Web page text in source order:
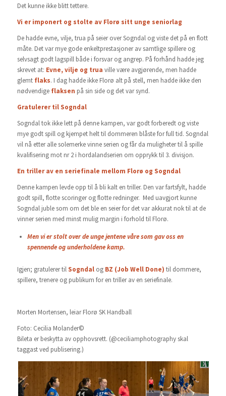
Det kunne ikke blitt tettere.
Vi er imponert og stolte av Florø sitt unge seniorlag
De hadde evne, vilje, trua på seier over Sogndal og viste det på en flott
måte. Det var mye gode enkeltprestasjoner av samtlige spillere og
selvsagt godt lagspill både i forsvar og angrep. På forhånd hadde jeg
skrevet at: Evne, vilje og trua ville være avgjørende, men hadde
glemt flaks. I dag hadde ikke Florø alt på stell, men hadde ikke den
nødvendige flaksen på sin side og det var synd.
Gratulerer til Sogndal
Sogndal tok ikke lett på denne kampen, var godt forberedt og viste
mye godt spill og kjempet helt til dommeren blåste for full tid. Sogndal
vil nå etter alle solemerke vinne serien og får da muligheter til å spille
kvalifisering mot nr 2 i hordalandserien om opprykk til 3. divisjon.
En triller av en seriefinale mellom Florø og Sogndal
Denne kampen levde opp til å bli kalt en triller. Den var fartsfylt, hadde
godt spill, flotte scoringer og flotte redninger. Med uavgjort kunne
Sogndal juble som om det ble en seier for det var akkurat nok til at de
vinner serien med minst mulig margin i forhold til Florø.
Men vi er stolt over de unge jentene våre som gav oss en
spennende og underholdene kamp.
Igjen; gratulerer tilSogndalog BZ (Job Well Done) til dommere,
spillere, trenere og publikum for en triller av en seriefinale.
Morten Mortensen, leiar Florø SK Handball
Foto: Cecilia Molander©
Bileta er beskytta av opphovsrett. (@ceciliamphotography skal
taggast ved publisering.)